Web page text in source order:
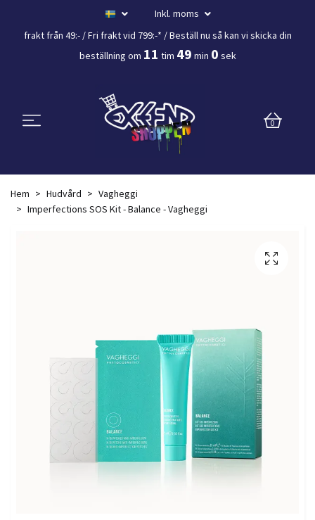
Inkl. moms
frakt från 49:- /Fri frakt vid 799:-* / Beställ nu så kan vi skicka din
beställningom11tim48min59sek
0
Hem Hudvård
Vagheggi
Imperfections SOS Kit - Balance - Vagheggi